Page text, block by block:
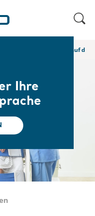
Ihre
Frühe Mobilisation auf